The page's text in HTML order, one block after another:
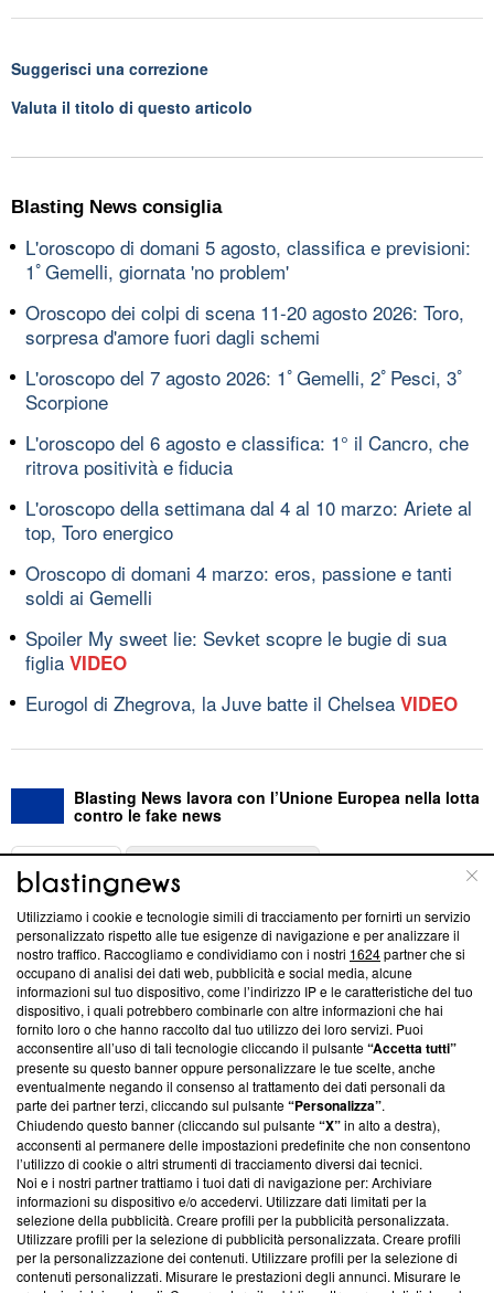
Suggerisci una correzione
Valuta il titolo di questo articolo
Blasting News consiglia
L'oroscopo di domani 5 agosto, classifica e previsioni:
1ﾟGemelli, giornata 'no problem'
Oroscopo dei colpi di scena 11-20 agosto 2026: Toro,
sorpresa d'amore fuori dagli schemi
L'oroscopo del 7 agosto 2026: 1ﾟGemelli, 2ﾟPesci, 3ﾟ
Scorpione
L'oroscopo del 6 agosto e classifica: 1° il Cancro, che
ritrova positività e fiducia
L'oroscopo della settimana dal 4 al 10 marzo: Ariete al
top, Toro energico
Oroscopo di domani 4 marzo: eros, passione e tanti
soldi ai Gemelli
Spoiler My sweet lie: Sevket scopre le bugie di sua
figlia VIDEO
Eurogol di Zhegrova, la Juve batte il Chelsea VIDEO
Blasting News lavora con l’Unione Europea nella lotta
contro le fake news
ABOUT
Questa sezione offre informazioni trasparenti su Blasting
News, sui nostri processi editoriali e su come ci impegniamo a
creare news di qualità. Inoltre, afferma la nostra aderenza a
‘Trust Project - News with Integrity’Blasting News non è
ancora membro del programma, ma ha richiesto di farne
parte; Trust Project non ha ancora effettuato una verifica di
conformità agli standard.
Su di noi
Team editoriale
Corporate
Redazione
Informativa Privacy
Utilizziamo i cookie e tecnologie simili di tracciamento per fornirti un servizio
personalizzato rispetto alle tue esigenze di navigazione e per analizzare il
nostro traffico. Raccogliamo e condividiamo con i nostri 1624partner che si
occupano di analisi dei dati web, pubblicità e social media, alcune
informazioni sul tuo dispositivo, come l’indirizzo IP e le caratteristiche del tuo
dispositivo, i quali potrebbero combinarle con altre informazioni che hai
fornito loro o che hanno raccolto dal tuo utilizzo dei loro servizi. Puoi
acconsentire all’uso di tali tecnologie cliccando il pulsante“Accetta tutti”
presente su questo banner oppure personalizzare le tue scelte, anche
eventualmente negando il consenso al trattamento dei dati personali da
parte dei partner terzi, cliccando sul pulsante“Personalizza”.
Chiudendo questo banner (cliccando sul pulsante“X”in alto a destra),
acconsenti al permanere delle impostazioni predefinite che non consentono
l’utilizzo di cookie o altri strumenti di tracciamento diversi dai tecnici.
Noi e i nostri partner trattiamo i tuoi dati di navigazione per: Archiviare
informazioni su dispositivo e/o accedervi. Utilizzare dati limitati per la
selezione della pubblicità. Creare profili per la pubblicità personalizzata.
Utilizzare profili per la selezione di pubblicità personalizzata. Creare profili
per la personalizzazione dei contenuti. Utilizzare profili per la selezione di
contenuti personalizzati. Misurare le prestazioni degli annunci. Misurare le